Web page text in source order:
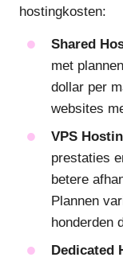
hostingkosten:
Shared
met
dollar per
websites
VPS
prestaties
betere
Plannen
honderden
Dedicated